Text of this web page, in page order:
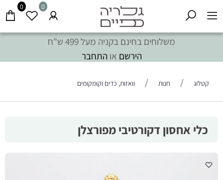
משלוחים בחינם בקניה מעל 499 ש"ח
הירשם או התחבר
0 0
קטלוג / חנות / וואזות, כדים וקומקומים
כלי אחסון דקורטיבי מפורצלן